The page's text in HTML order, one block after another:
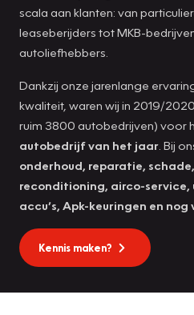
scala aan klanten: van
leaseberijders tot MKB-
autoliefhebbers.
Dankzij onze jarenlange
kwaliteit, waren wij in 2019/
ruim 3800 autobedrijven) voor
autobedrijf van het jaar . Bij
onderhoud, reparatie,
reconditioning, airco-
accu’s, Apk-keuringen en nog
Kennis maken?